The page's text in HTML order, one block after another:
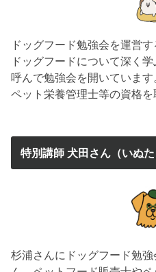
ドッグフード勉強会を運営
ドッグフードについて深く
呼んで勉強会を開いています
ペット栄養管理士等の資格を
特別講師 犬田さん（いぬた
杉浦さんにドッグフード勉